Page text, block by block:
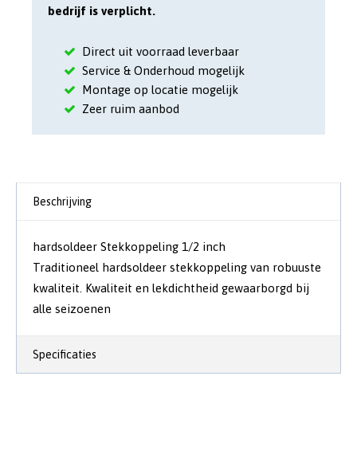
bedrijf is verplicht.
Direct uit voorraad leverbaar
Service & Onderhoud mogelijk
Montage op locatie mogelijk
Zeer ruim aanbod
Beschrijving
hardsoldeer Stekkoppeling 1/2 inch
Traditioneel hardsoldeer stekkoppeling van robuuste
kwaliteit. Kwaliteit en lekdichtheid gewaarborgd bij
alle seizoenen
Specificaties